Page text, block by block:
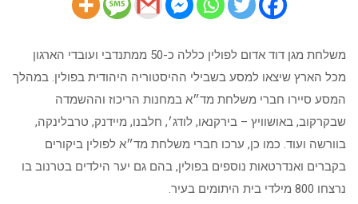
משלחת מגן דוד אדום לפולין כללה כ-50 ממתנדבי ועובדי הארגון
מכל הארץ שיצאו למסע בשבילי ההיסטוריה היהודית בפולין. במהלך
המסע סיירו חברי משלחת מד״א במחנות הריכוז וההשמדה
שבקרקוב, באושוויץ – בירקנאו, לודג׳, חלבנו, מיידנק, טרבלינקה,
בוורשה ועוד. כמו כן, ערכו חברי משלחת מד״א לפולין ביקורים
בקברים ואנדרטאות נוספים בפולין, בהם גם יער הילדים בטרנוב בו
נרצחו 800 מילדי בית היתומים בעיר.